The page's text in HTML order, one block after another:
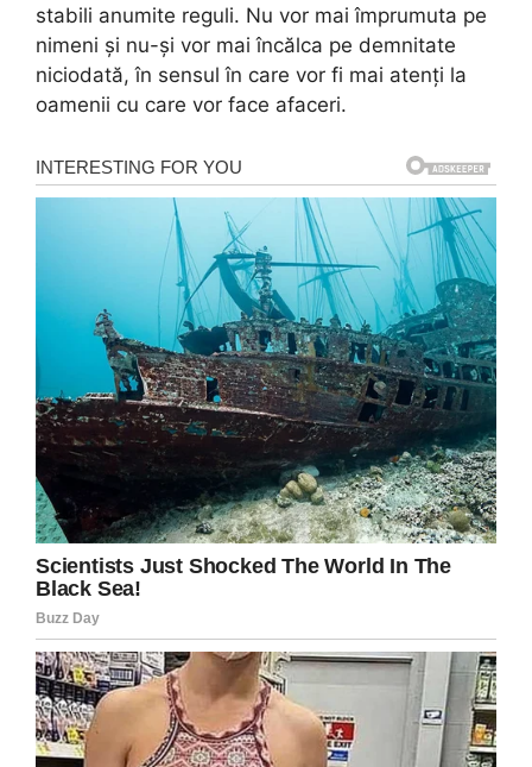
stabili anumite reguli. Nu vor mai împrumuta pe
nimeni și nu-și vor mai încălca pe demnitate
niciodată, în sensul în care vor fi mai atenți la
oamenii cu care vor face afaceri.